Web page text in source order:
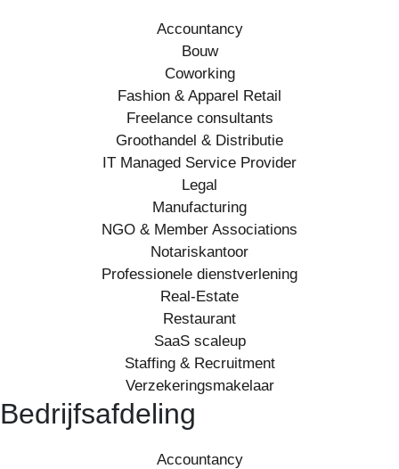
Accountancy
Bouw
Coworking
Fashion & Apparel Retail
Freelance consultants
Groothandel & Distributie
IT Managed Service Provider
Legal
Manufacturing
NGO & Member Associations
Notariskantoor
Professionele dienstverlening
Real-Estate
Restaurant
SaaS scaleup
Staffing & Recruitment
Verzekeringsmakelaar
Bedrijfsafdeling
Accountancy